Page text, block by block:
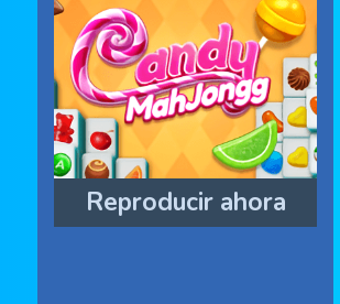
Reproducir ahora